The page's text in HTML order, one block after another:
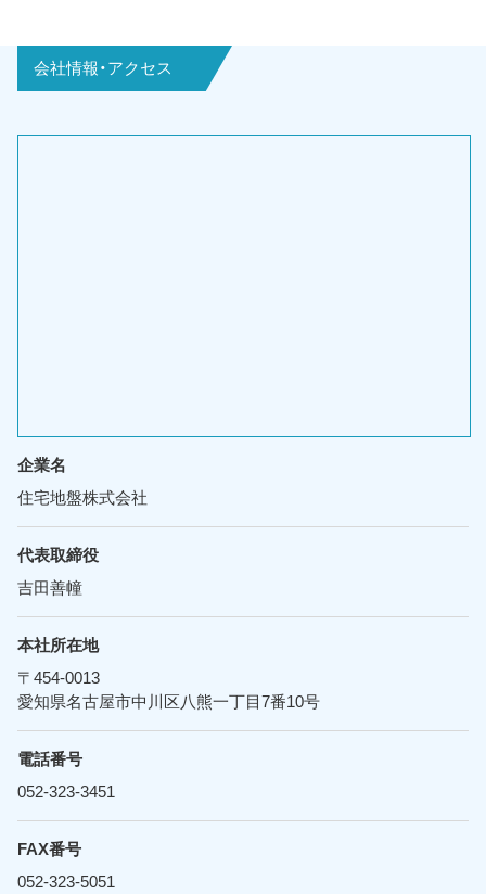
会社情報・アクセス
企業名
住宅地盤株式会社
代表取締役
吉田善幢
本社所在地
〒454-0013
愛知県名古屋市中川区八熊一丁目7番10号
電話番号
052-323-3451
FAX番号
052-323-5051